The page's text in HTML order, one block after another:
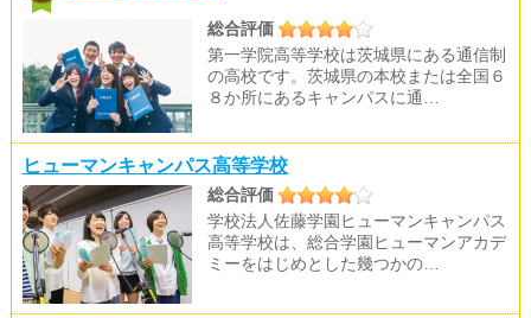
総合評価
第一学院高等学校は茨城県にある通信制
の高校です。茨城県の本校または全国６
８か所にあるキャンパスに通…
ヒューマンキャンパス高等学校
総合評価
学校法人佐藤学園ヒューマンキャンパス
高等学校は、総合学園ヒューマンアカデ
ミーをはじめとした幾つかの…